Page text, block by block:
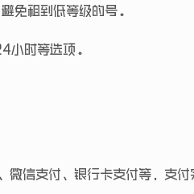
免租到低等级的号。
小时等选项。
信支付、银行卡支付等，支